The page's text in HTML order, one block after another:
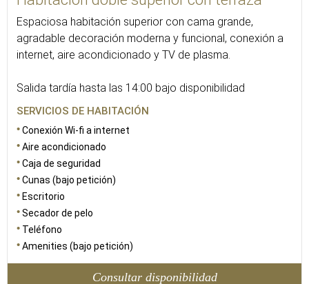
Espaciosa habitación superior con cama grande,
agradable decoración moderna y funcional, conexión a
internet, aire acondicionado y TV de plasma.
Salida tardía hasta las 14:00 bajo disponibilidad
SERVICIOS DE HABITACIÓN
Conexión Wi-fi a internet
Aire acondicionado
Caja de seguridad
Cunas (bajo petición)
Escritorio
Secador de pelo
Teléfono
Amenities (bajo petición)
Consultar disponibilidad